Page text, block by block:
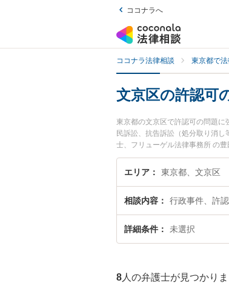
ココナラへ
ココナラ法律相談 東京都で
文京区の許認可
東京都の文京区で許認可の問題
民訴訟、抗告訴訟（処分取り消
士、フリューゲル法律事務所 の
今すぐに弁護士に相談したい』
予約したい』などでお困りの相談
エリア 東京都、文京区
相談内容 行政事件、許
詳細条件 未選択
8 人の弁護士が見つかり